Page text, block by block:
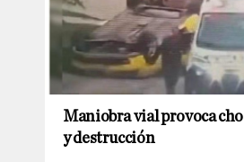
Maniobra vial provoca
y destrucción